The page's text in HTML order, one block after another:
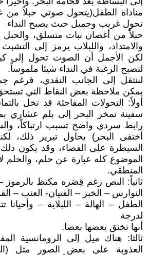
مناداة الطفل(يتحول صوتي حبلاً من
تحول غريب وجميل حيث يصبح النداء
حبلاً من أغصان نبات متسلق، والحبل
والامتداد، واللبلاب يرمز إلى التشبث
لكن الأجمل أن الصوت تحول إلى
لتصبح الرغبة في النداء شيئا ملموساً.
لننتقل إلى الجانب النقدي، فرغم
يمكن ملاحظة بعض النقاط التي
أولاً: التحولات المفاجئة قد تخل
سفينة تمخر البحر إلى بلم عشاري
رابط سردي واضح تسبب ارتباكاً،
أختفى البحر) يحاول تبرير ذلك،
السيطرة على الفضاء، وقد يكون ذلك
الموضوع كله عبارة عن حلم، والحلم
المنطقي.
ثانياً: النص رغم قِصَره مكتظ بالرموز
النوارس – الخبز – الفتيان- العنب –
الطفل – الهالة – اللبلابة – وأحيانا
لدرجة
أنها تخنق بعضها بعضا.
ثالثا: هناك ميل إلى الرومانسية
العذوبة على بعض الصور مثل